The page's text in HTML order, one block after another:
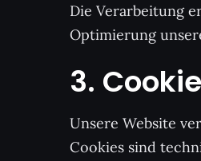
Die Verarbeitung
Optimierung
3.
Unsere Website
Cookies sind